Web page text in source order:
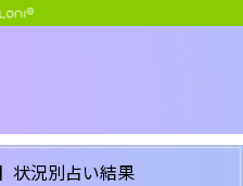
状況別占い結果